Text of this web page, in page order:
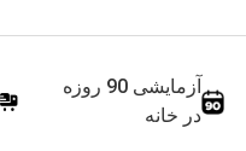
آزمایشی 90 روزه
در خانه